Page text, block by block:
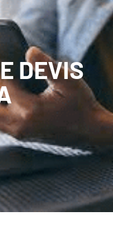
DEVIS